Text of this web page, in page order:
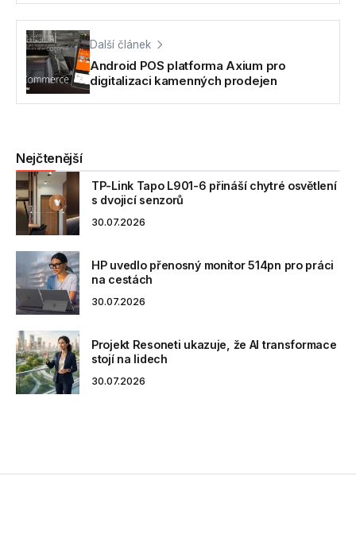
Další článek
Android POS platforma Axium pro
digitalizaci kamenných prodejen
Nejčtenější
TP-Link Tapo L901-6 přináší chytré osvětlení
s dvojicí senzorů
30.07.2026
HP uvedlo přenosný monitor 514pn pro práci
na cestách
30.07.2026
Projekt Resoneti ukazuje, že AI transformace
stojí na lidech
30.07.2026